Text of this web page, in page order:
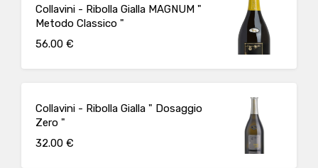
Collavini - Ribolla Gialla MAGNUM "
Metodo Classico "
56.00 €
Collavini - Ribolla Gialla " Dosaggio
Zero "
32.00 €